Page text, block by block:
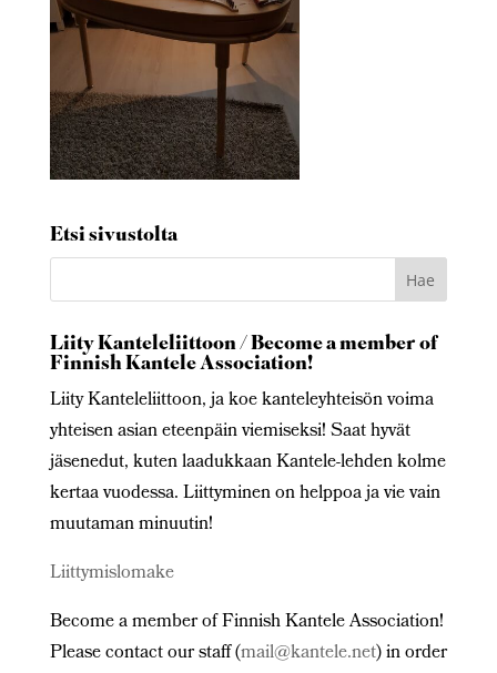
Etsi sivustolta
Liity Kanteleliittoon / Become a member of
Finnish Kantele Association!
Liity Kanteleliittoon, ja koe kanteleyhteisön voima
yhteisen asian eteenpäin viemiseksi! Saat hyvät
jäsenedut, kuten laadukkaan Kantele-lehden kolme
kertaa vuodessa. Liittyminen on helppoa ja vie vain
muutaman minuutin!
Liittymislomake
Become a member of Finnish Kantele Association!
Please contact our staff (mail@kantele.net) in order